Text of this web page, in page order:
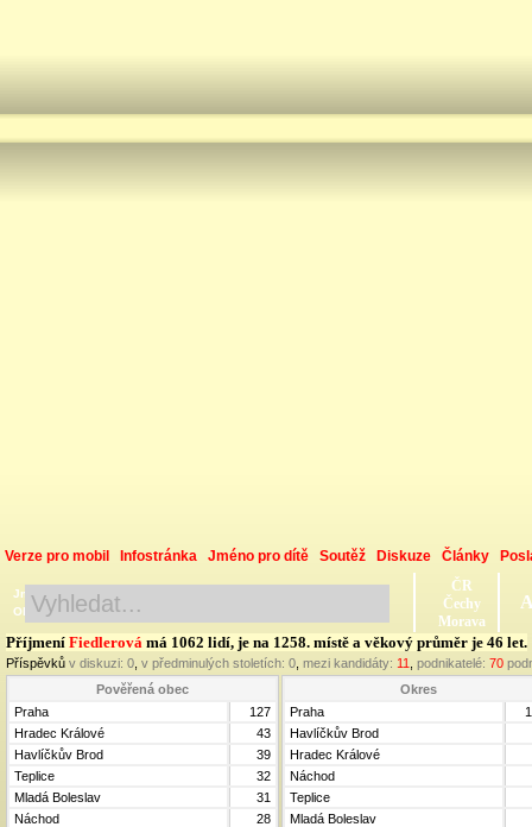
Verze pro mobil Infostránka Jméno pro dítě Soutěž Diskuze Články
Příjmení Fiedlerová má 1062 lidí, je na 1258. místě a věkový průměr je 46 let.
Příspěvků v diskuzi: 0 v předminulých stoletích: 0 mezi kandidáty: 11 podnikatelé: 70
Jméno, Příjmení, Obec
Okres, Kraj, Ročník
ČR
Čechy
Morava
Pověřená obec
Praha
127
Hradec Králové
43
Havlíčkův Brod
39
Teplice
32
Mladá Boleslav
31
Náchod
28
Okres
Praha
Havlíčkův Brod
Hradec Králové
Náchod
Teplice
Mladá Boleslav